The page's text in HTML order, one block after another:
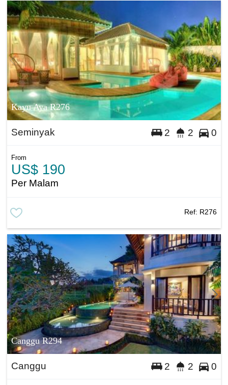
Kayu Aya R276
Seminyak 2 2 0
From
US$ 190
Per Malam
Ref: R276
Canggu R294
Canggu 2 2 0